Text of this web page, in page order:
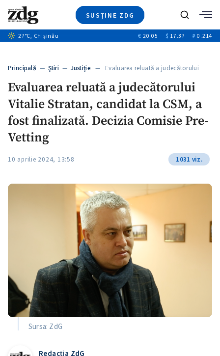
SUSȚINE ZDG
Ştiri
+7
Video
Special
Blog
ZdGust
Caută
27°C, Chișinău € 20.05 $ 17.37 ₽ 0.214
Principală — Ştiri — Justiție— Evaluarea reluată a judecătorului
Evaluarea reluată a judecătorului
Vitalie Stratan, candidat la CSM, a
fost finalizată. Decizia Comisie Pre-
Vetting
10 aprilie 2024, 13:58 1031 viz.
Sursa: ZdG
Redacția ZdG